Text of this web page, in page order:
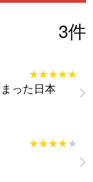
3件
★★★★★
★★★★★
った日本
★★★★★
★★★★★